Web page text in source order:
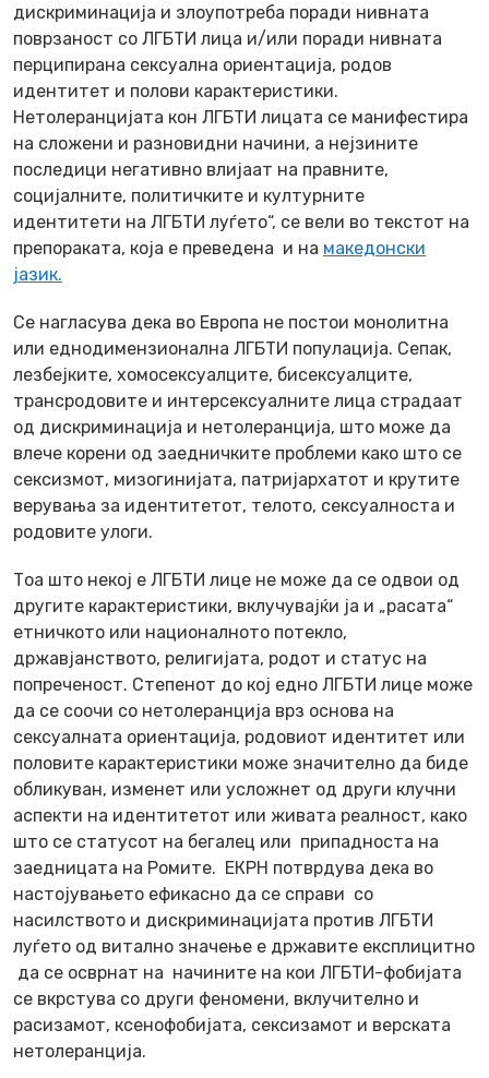
дискриминација и злоупотреба поради нивната
поврзаност со ЛГБТИ лица и/или поради нивната
перципиранa сексуална ориентација, родов
идентитет и полови карактеристики.
Нетолеранцијата кон ЛГБТИ лицата се манифестира
на сложени и разновидни начини, а нејзините
последици негативно влијаат на правните,
социјалните, политичките и културните
идентитети на ЛГБТИ луѓето“, се вели во текстот на
препораката, која е преведена и на македонски
јазик.
Се нагласува дека во Европа не постои монолитна
или еднодимензионална ЛГБТИ популација. Сепак,
лезбејките, хомосексуалците, бисексуалците,
трансродовите и интерсексуалните лица страдаат
од дискриминација и нетолеранција, што може да
влече корени од заедничките проблеми како што се
сексизмот, мизогинијата, патријархатот и крутите
верувања за идентитетот, телото, сексуалноста и
родовите улоги.
Тоа што некој е ЛГБТИ лице не може да се одвои од
другите карактеристики, вклучувајќи ја и „расата“
етничкото или националното потекло,
државјанството, религијата, родот и статус на
попреченост. Степенот до кој едно ЛГБТИ лице може
да се соочи со нетолеранција врз основа на
сексуалната ориентација, родовиот идентитет или
половите карактеристики може значително да биде
обликуван, изменет или усложнет од други клучни
аспекти на идентитетот или живата реалност, како
што се статусот на бегалец или припадноста на
заедницата на Ромите. ЕКРН потврдува дека во
настојувањето ефикасно да се справи со
насилството и дискриминацијата против ЛГБТИ
луѓето од витално значење е државите експлицитно
да се осврнат на начините на кои ЛГБТИ-фобијата
се вкрстува со други феномени, вклучително и
расизамот, ксенофобијата, сексизамот и верската
нетолеранција.